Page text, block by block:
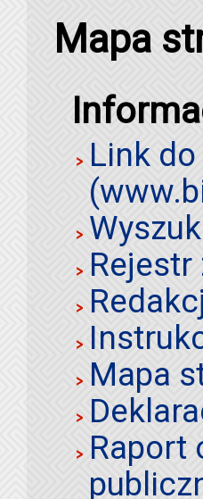
Mapa
Link
Rejestr
Mapa
Raport